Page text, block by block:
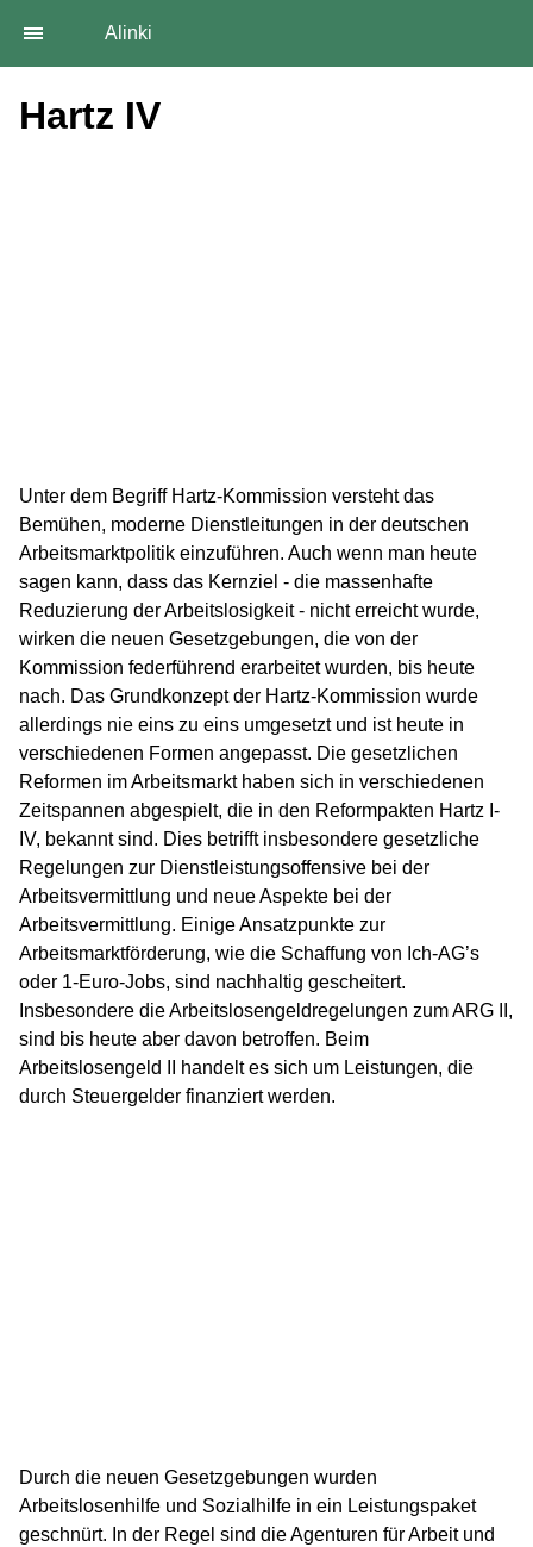
Alinki
Hartz IV
Unter dem Begriff Hartz-Kommission versteht das
Bemühen, moderne Dienstleitungen in der deutschen
Arbeitsmarktpolitik einzuführen. Auch wenn man heute
sagen kann, dass das Kernziel - die massenhafte
Reduzierung der Arbeitslosigkeit - nicht erreicht wurde,
wirken die neuen Gesetzgebungen, die von der
Kommission federführend erarbeitet wurden, bis heute
nach. Das Grundkonzept der Hartz-Kommission wurde
allerdings nie eins zu eins umgesetzt und ist heute in
verschiedenen Formen angepasst. Die gesetzlichen
Reformen im Arbeitsmarkt haben sich in verschiedenen
Zeitspannen abgespielt, die in den Reformpakten Hartz I-
IV, bekannt sind. Dies betrifft insbesondere gesetzliche
Regelungen zur Dienstleistungsoffensive bei der
Arbeitsvermittlung und neue Aspekte bei der
Arbeitsvermittlung. Einige Ansatzpunkte zur
Arbeitsmarktförderung, wie die Schaffung von Ich-AG’s
oder 1-Euro-Jobs, sind nachhaltig gescheitert.
Insbesondere die Arbeitslosengeldregelungen zum ARG II,
sind bis heute aber davon betroffen. Beim
Arbeitslosengeld II handelt es sich um Leistungen, die
durch Steuergelder finanziert werden.
Durch die neuen Gesetzgebungen wurden
Arbeitslosenhilfe und Sozialhilfe in ein Leistungspaket
geschnürt. In der Regel sind die Agenturen für Arbeit und